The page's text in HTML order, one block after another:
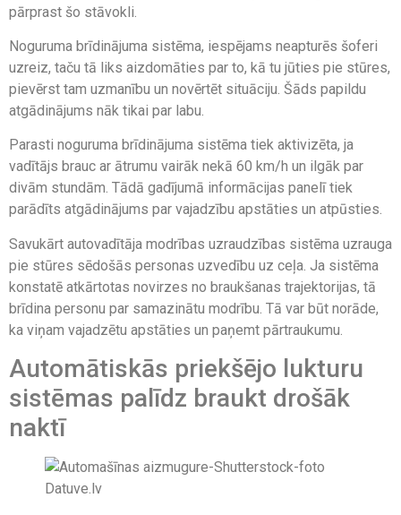
pārprast šo stāvokli.
Noguruma brīdinājuma sistēma, iespējams neapturēs šoferi
uzreiz, taču tā liks aizdomāties par to, kā tu jūties pie stūres,
pievērst tam uzmanību un novērtēt situāciju. Šāds papildu
atgādinājums nāk tikai par labu.
Parasti noguruma brīdinājuma sistēma tiek aktivizēta, ja
vadītājs brauc ar ātrumu vairāk nekā 60 km/h un ilgāk par
divām stundām. Tādā gadījumā informācijas panelī tiek
parādīts atgādinājums par vajadzību apstāties un atpūsties.
Savukārt autovadītāja modrības uzraudzības sistēma uzrauga
pie stūres sēdošās personas uzvedību uz ceļa. Ja sistēma
konstatē atkārtotas novirzes no braukšanas trajektorijas, tā
brīdina personu par samazinātu modrību. Tā var būt norāde,
ka viņam vajadzētu apstāties un paņemt pārtraukumu.
Automātiskās priekšējo lukturu
sistēmas palīdz braukt drošāk
naktī